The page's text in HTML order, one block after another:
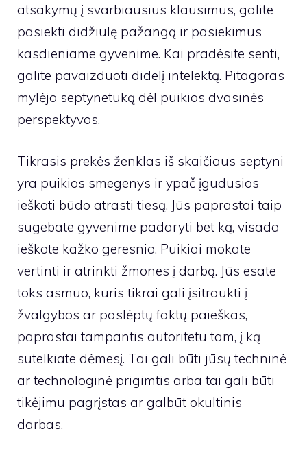
atsakymų į svarbiausius klausimus, galite
pasiekti didžiulę pažangą ir pasiekimus
kasdieniame gyvenime. Kai pradėsite senti,
galite pavaizduoti didelį intelektą. Pitagoras
mylėjo septynetuką dėl puikios dvasinės
perspektyvos.
Tikrasis prekės ženklas iš skaičiaus septyni
yra puikios smegenys ir ypač įgudusios
ieškoti būdo atrasti tiesą. Jūs paprastai taip
sugebate gyvenime padaryti bet ką, visada
ieškote kažko geresnio. Puikiai mokate
vertinti ir atrinkti žmones į darbą. Jūs esate
toks asmuo, kuris tikrai gali įsitraukti į
žvalgybos ar paslėptų faktų paieškas,
paprastai tampantis autoritetu tam, į ką
sutelkiate dėmesį. Tai gali būti jūsų techninė
ar technologinė prigimtis arba tai gali būti
tikėjimu pagrįstas ar galbūt okultinis
darbas.